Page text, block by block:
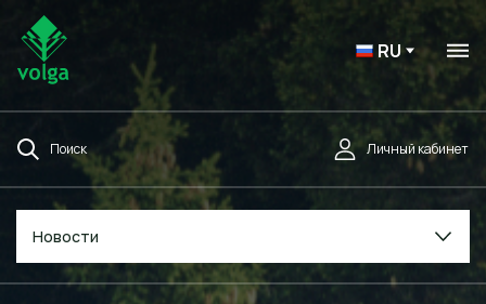
RU
Поиск Личный кабинет
Новости